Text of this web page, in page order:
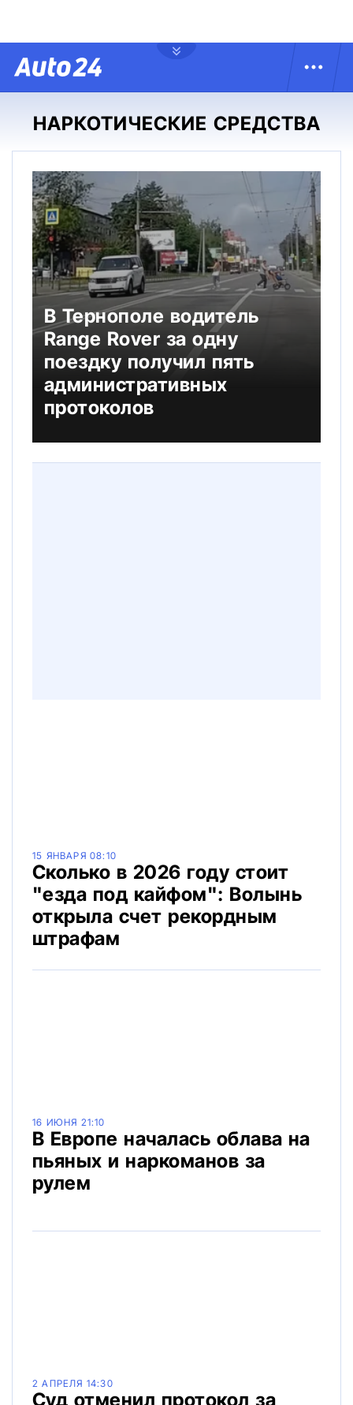
НАРКОТИЧЕСКИЕ СРЕДСТВА
В Тернополе водитель
Range Rover за одну
поездку получил пять
административных
протоколов
15 ЯНВАРЯ 08:10
Сколько в 2026 году стоит
"езда под кайфом": Волынь
открыла счет рекордным
штрафам
16 ИЮНЯ 21:10
В Европе началась облава на
пьяных и наркоманов за
рулем
2 АПРЕЛЯ 14:30
Суд отменил протокол за